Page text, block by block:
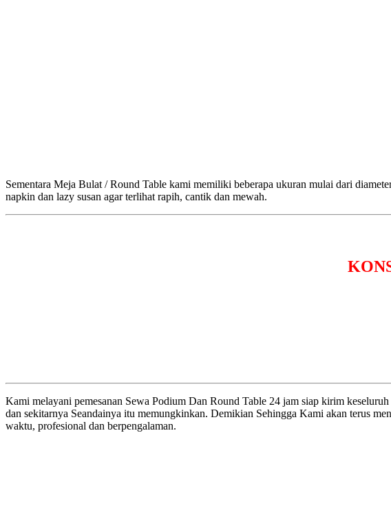
Sementara Meja Bulat / Round Table kami memiliki beberapa ukuran mulai dari
napkin dan lazy susan agar terlihat rapih, cantik dan mewah.
Kami melayani pemesanan Sewa Podium Dan Round Table 24 jam siap kirim
dan sekitarnya Seandainya itu memungkinkan. Demikian Sehingga Kami akan terus
waktu, profesional dan berpengalaman.